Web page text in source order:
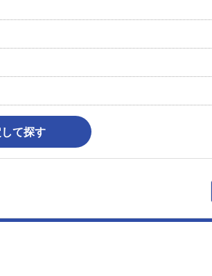
て探す